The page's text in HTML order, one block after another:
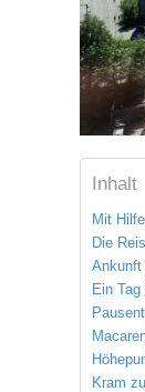
Inhalt
Mit
Die
Ankunft
Ein
Kram